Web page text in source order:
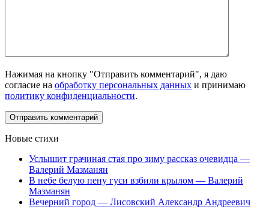
Нажимая на кнопку "Отправить комментарий", я даю
согласие на обработку персональных данных и принимаю
политику конфиденциальности.
Новые стихи
Услышит грачиная стая про зиму рассказ очевидца —
Валерий Мазманян
В небе белую пену гуси взбили крылом — Валерий
Мазманян
Вечерний город — Лисовский Александр Андреевич